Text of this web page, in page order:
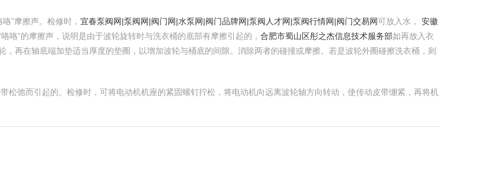
”摩擦声。检修时， 宜春泵阀网|泵阀网|阀门网|水泵网|阀门品牌网|泵阀人才网|泵阀行情网|阀门交易网可放入水， 安徽
咯”的摩擦声，说明是由于波轮旋转时与洗衣桶的底部有摩擦引起的， 合肥市蜀山区彤之杰信息技术服务部如再放入衣
再在轴底端加垫适当厚度的垫圈，以增加波轮与桶底的间隙。消除两者的碰撞或摩擦。若是波轮外圈碰擦洗衣桶，则
松弛而引起的。检修时，可将电动机机座的紧固螺钉拧松，将电动机向远离波轮轴方向转动，使传动皮带绷紧，再将机